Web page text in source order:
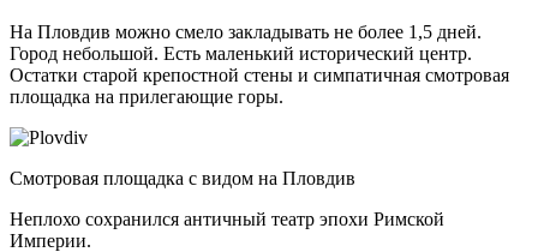
На Пловдив можно смело закладывать не более 1,5 дней.
Город небольшой. Есть маленький исторический центр.
Остатки старой крепостной стены и симпатичная смотровая
площадка на прилегающие горы.
Смотровая площадка с видом на Пловдив
Неплохо сохранился античный театр эпохи Римской
Империи.